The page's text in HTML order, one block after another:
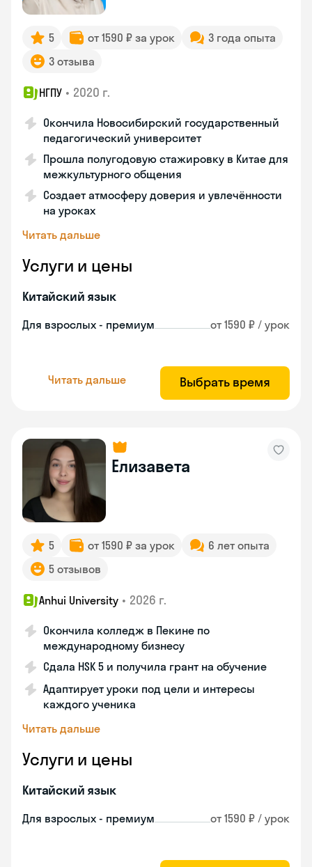
5 от 1590 ₽ за урок
3 года опыта
3 отзыва
НГПУ • 2020 г.
Окончила Новосибирский государственный
педагогический университет
Прошла полугодовую стажировку в Китае для
межкультурного общения
Создает атмосферу доверия и увлечённости
на уроках
Читать дальше
Услуги и цены
Китайский язык
Для взрослых - премиум от 1590 ₽ / урок
Читать дальше Выбрать время
Елизавета
5 от 1590 ₽ за урок
6 лет опыта
5 отзывов
Anhui University • 2026 г.
Окончила колледж в Пекине по
международному бизнесу
Сдала HSK 5 и получила грант на обучение
Адаптирует уроки под цели и интересы
каждого ученика
Читать дальше
Услуги и цены
Китайский язык
Для взрослых - премиум от 1590 ₽ / урок